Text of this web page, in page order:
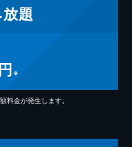
題
円 ※
料金が発生します。